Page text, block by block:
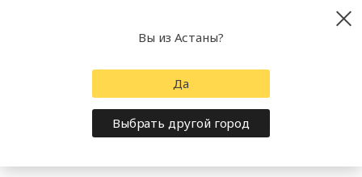
Вы из Астаны?
Да
Выбрать другой город